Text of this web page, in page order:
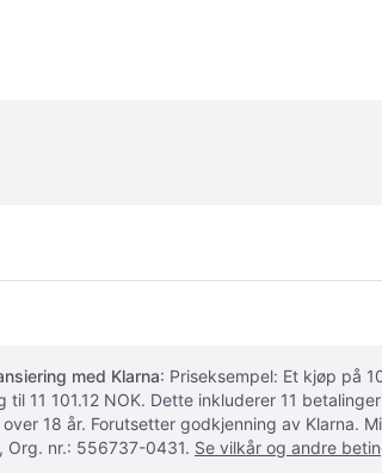
med Klarna: Priseksempel: Et kjøp på
11 101.12 NOK. Dette inkluderer 11
18 år. Forutsetter godkjenning av Klarna.
Org. nr.: 556737-0431. Se vilkår og andre